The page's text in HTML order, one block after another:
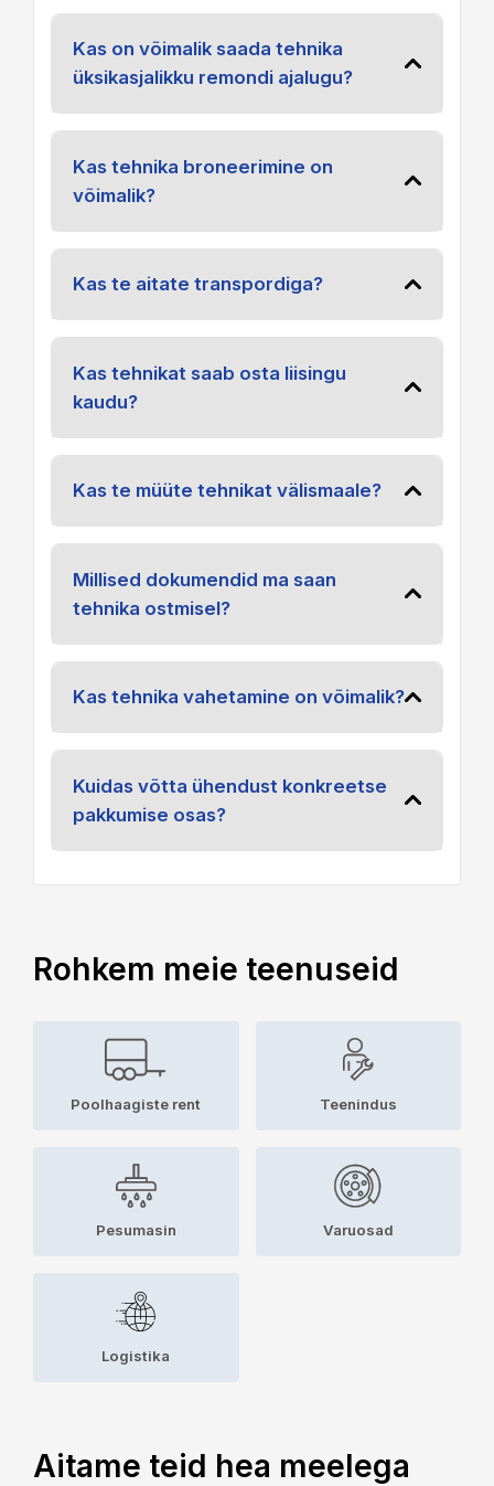
Kas on võimalik saada tehnika
üksikasjalikku remondi ajalugu?
Kas tehnika broneerimine on
võimalik?
Kas te aitate transpordiga?
Kas tehnikat saab osta liisingu
kaudu?
Kas te müüte tehnikat välismaale?
Millised dokumendid ma saan
tehnika ostmisel?
Kas tehnika vahetamine on võimalik?
Kuidas võtta ühendust konkreetse
pakkumise osas?
Rohkem meie teenuseid
Poolhaagiste rent Teenindus
Pesumasin Varuosad
Logistika
Aitame teid hea meelega